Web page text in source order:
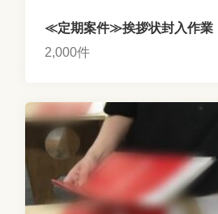
≪定期案件≫挨拶状封入作業
2,000件